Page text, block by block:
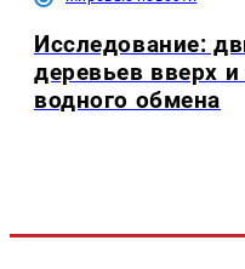
Исследование:
деревьев вверх
водного обмена